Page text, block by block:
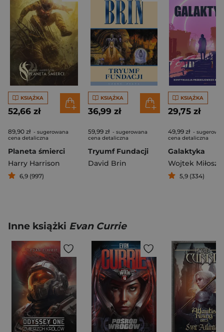
KSIĄŻKA
52,66 zł
89,90 zł - sugerowana
cena detaliczna
Planeta śmierci
Harry Harrison
6,9 (997)
KSIĄŻKA
36,99 zł
59,99 zł - sugerowana
cena detaliczna
Tryumf Fundacji
David Brin
KSIĄŻKA
29,75 zł
49,99 zł -
cena detaliczna
Galaktyka
Wojtek
5,9 (334)
Inne książki Evan Currie